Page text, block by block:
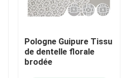
Pologne Guipure Tissu
de dentelle florale
brodée